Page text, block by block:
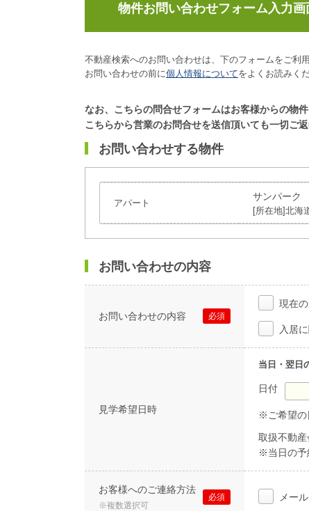
物件お問い合わせフォーム入力画
不動産検索へのお問い合わせは、下のフォームをご利
お問い合わせの前に個人情報についてをよくお読みく
なお、こちらの問合せフォームはお客様からの物
こちらから営業のお問合せを送信頂いても一切ご
お問い合わせする物件
アパート
サンパーク
[所在地]北海
お問い合わせの内容
お問い合わせの内容 必須
現在
入居
見学希望日時
当日・翌日
日付
※ご希望の
取扱不動産
※当日の予
お客様へのご連絡方法
※複数選択可
必須 メール